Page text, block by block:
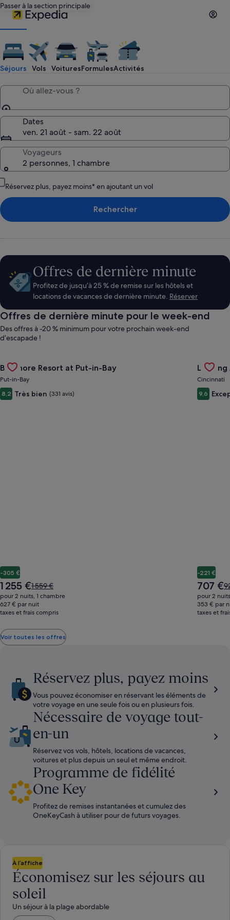
Passer à la section principale
Voyages
Expedia :
recherchez
des
hôtels,
des
vols
abordables,
des
voitures
de
location
et
Séjours Vols VoituresFormulesActivités
Où allez-vous ?
Dates
ven. 21 août - sam. 22 août
Voyageurs
2 personnes, 1 chambre
Réservez plus, payez moins* en ajoutant un vol
Rechercher
Offres de dernière minute
Profitez de jusqu’à 25 % de remise sur les hôtels et
locations de vacances de dernière minute. Réserver
Offres de dernière minute pour le week-end
Des offres à -20 % minimum pour votre prochain week-end
d’escapade !
Gallery
Carousel
Bayshore Resort at Put-in-Bay
Put-in-Bay
8,2 Très bien (331 avis)
-305 €
Le
nouveau
prix
est
1 255 €
1 255 €Le
prix
était
de
voir
plus
tarif
1 559 €
pour 2 nuits, 1 chambre
627 € par nuit
taxes et frais compris
Gallery
Cincinnati
9,6
-221 €
Le
nouveau
prix
est
707 €Le
pour 2
353 € par
taxes et
Voir toutes les offres
Réservez plus, payez moins
Vous pouvez économiser en réservant les éléments de
votre voyage en une seule fois ou en plusieurs fois.
Nécessaire de voyage tout-
en-un
Réservez vos vols, hôtels, locations de vacances,
voitures et plus depuis un seul et même endroit.
Programme de fidélité
One Key
Profitez de remises instantanées et cumulez des
OneKeyCash à utiliser pour de futurs voyages.
À l’affiche
Économisez sur les séjours au
soleil
Un séjour à la plage abordable